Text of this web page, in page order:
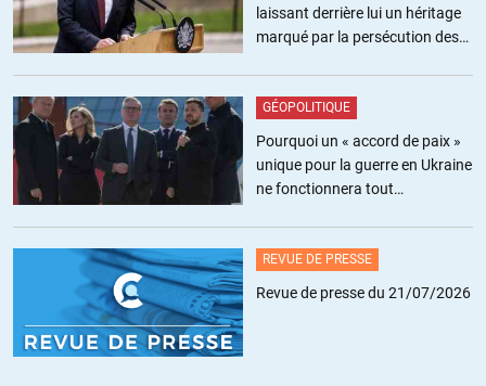
BA //07.10.2014 à 07h19
La solidarité européenne, ça n’existe pas.
La solidarité existe dans le cadre d’un couple, dans le cadre familial,
dans le cadre amical, dans le cadre d’un quartier, dans le cadre d’un
village, dans le cadre d’une ville, dans le cadre municipal, dans le
cadre cantonal, dans le cadre départemental, dans le cadre régional,
dans le cadre national, mais la solidarité n’existe pas au-delà du
cadre national.
Il n’existe pas de sentiment de solidarité à l’échelle de l’Europe.
laissant derrière lui un héritage
marqué par la persécution des
GÉOPOLITIQUE
Pourquoi un « accord de paix »
unique pour la guerre en Ukraine
ne fonctionnera tout
REVUE DE PRESSE
Revue de presse du 21/07/2026